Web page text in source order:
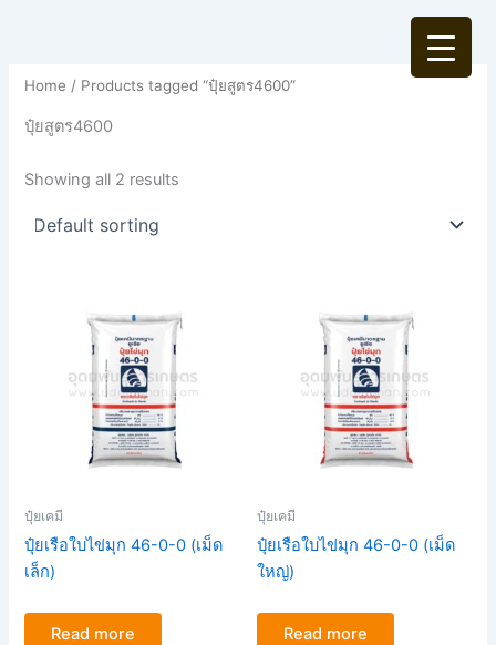
Home / Products tagged “ปุ๋ยสูตร4600”
ปุ๋ยสูตร4600
Showing all 2 results
ปุ๋ยเคมี
ปุ๋ยเรือใบไข่มุก 46-0-0 (เม็ด
เล็ก)
Read more
ปุ๋ยเคมี
ปุ๋ยเรือใบไข่มุก 46-0-0 (เม็ด
ใหญ่)
Read more